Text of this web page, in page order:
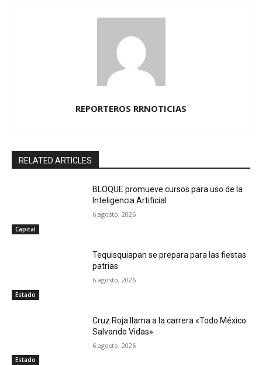
REPORTEROS RRNOTICIAS
RELATED ARTICLES
Capital
BLOQUE promueve cursos para uso de la
Inteligencia Artificial
6 agosto, 2026
Estado
Tequisquiapan se prepara para las fiestas
patrias
6 agosto, 2026
Estado
Cruz Roja llama a la carrera «Todo México
Salvando Vidas»
6 agosto, 2026